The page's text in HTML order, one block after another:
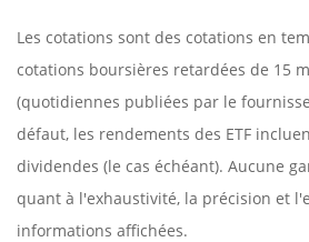
Les cotations sont des cotations en
cotations boursières retardées de 15
(quotidiennes publiées par le
défaut, les rendements des ETF
dividendes (le cas échéant). Aucune
quant à l'exhaustivité, la précision et
informations affichées.